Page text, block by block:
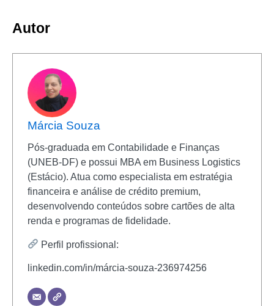
Autor
Márcia Souza
Pós-graduada em Contabilidade e Finanças
(UNEB-DF) e possui MBA em Business Logistics
(Estácio). Atua como especialista em estratégia
financeira e análise de crédito premium,
desenvolvendo conteúdos sobre cartões de alta
renda e programas de fidelidade.
Perfil profissional:
linkedin.com/in/márcia-souza-236974256